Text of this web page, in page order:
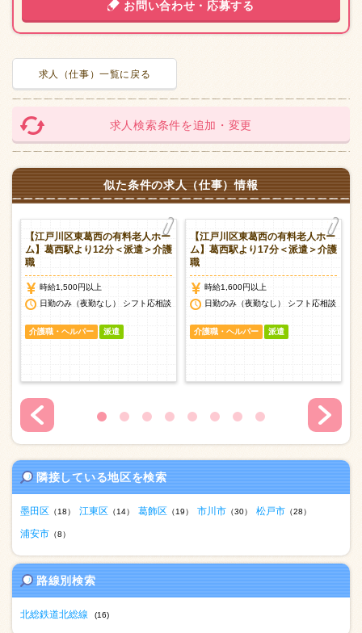
お問い合わせ・応募する
求人（仕事）一覧に戻る
求人検索条件を追加・変更
似た条件の求人（仕事）情報
【江戸川区東葛西の有料老人ホー
ム】葛西駅より12分＜派遣＞介護
職
時給1,500円以上
日勤のみ（夜勤なし） シフト応相談
介護職・ヘルパー 派遣
【江戸川区東葛西の有料老人ホー
ム】葛西駅より17分＜派遣＞介護
職
時給1,600円以上
日勤のみ（夜勤なし） シフト応相談
介護職・ヘルパー 派遣
隣接している地区を検索
墨田区 （18） 江東区 （14） 葛飾区 （19） 市川市 （30） 松戸市 （28）
浦安市 （8）
路線別検索
北総鉄道北総線 (16)